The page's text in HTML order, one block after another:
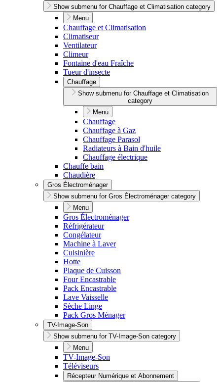
Show submenu for Chauffage et Climatisation category
Menu
Chauffage et Climatisation
Climatiseur
Ventilateur
Climeur
Fontaine d'eau Fraîche
Tueur d'insecte
Chauffage
Show submenu for Chauffage et Climatisation
category
Menu
Chauffage
Chauffage à Gaz
Chauffage Parasol
Radiateurs à Bain d'huile
Chauffage électrique
Chauffe bain
Chaudière
Gros Électroménager
Show submenu for Gros Électroménager category
Menu
Gros Électroménager
Réfrigérateur
Congélateur
Machine à Laver
Cuisinière
Hotte
Plaque de Cuisson
Four Encastrable
Pack Encastrable
Lave Vaisselle
Sèche Linge
Pack Gros Ménager
TV-Image-Son
Show submenu for TV-Image-Son category
Menu
TV-Image-Son
Téléviseurs
Récepteur Numérique et Abonnement